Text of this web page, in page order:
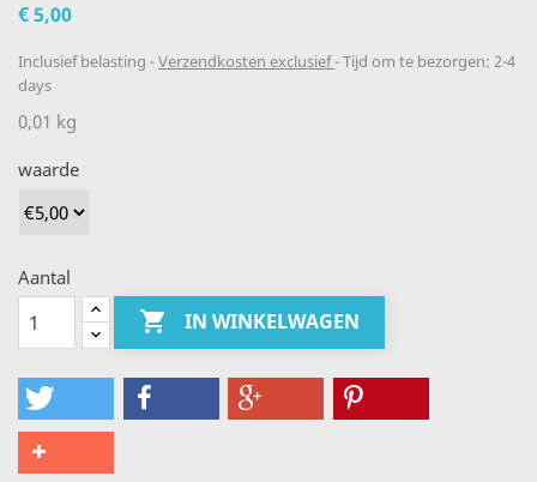
€ 5,00
Inclusief belasting Verzendkosten exclusief Tijd om te bezorgen: 2-4
days
0,01 kg
waarde
Aantal
 IN WINKELWAGEN